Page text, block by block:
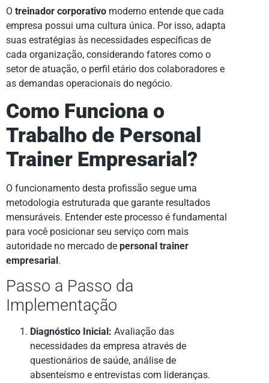
O treinador corporativo moderno entende que cada
empresa possui uma cultura única. Por isso, adapta
suas estratégias às necessidades específicas de
cada organização, considerando fatores como o
setor de atuação, o perfil etário dos colaboradores e
as demandas operacionais do negócio.
Como Funciona o
Trabalho de Personal
Trainer Empresarial?
O funcionamento desta profissão segue uma
metodologia estruturada que garante resultados
mensuráveis. Entender este processo é fundamental
para você posicionar seu serviço com mais
autoridade no mercado de personal trainer
empresarial.
Passo a Passo da
Implementação
Diagnóstico Inicial: Avaliação das
necessidades da empresa através de
questionários de saúde, análise de
absenteísmo e entrevistas com lideranças.